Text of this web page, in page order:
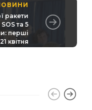
ракети
та 5
перші
квітня